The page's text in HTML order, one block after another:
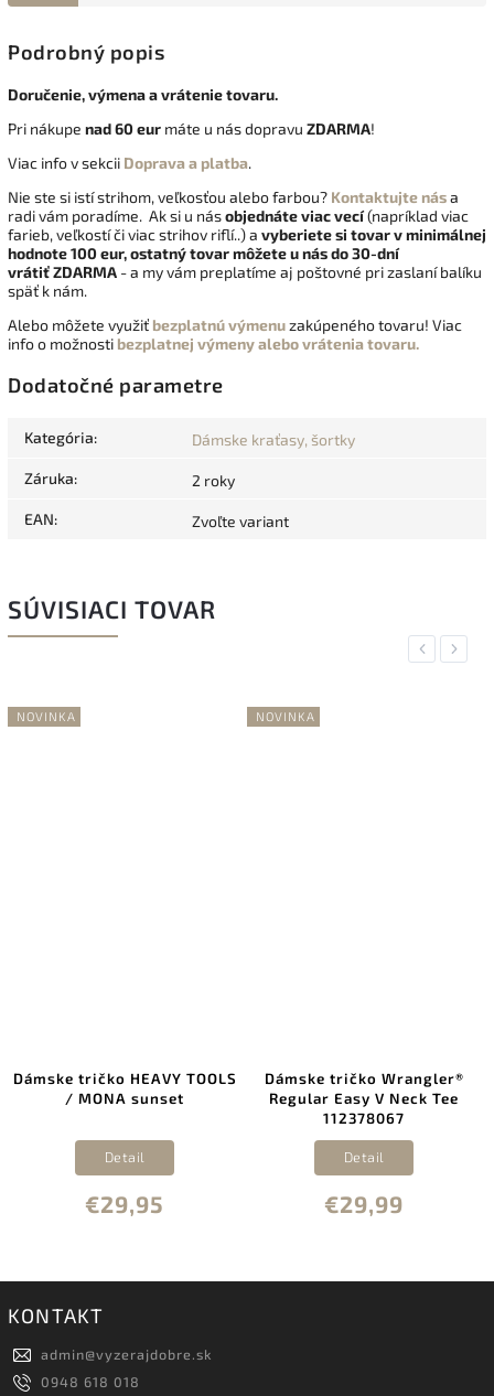
Podrobný popis
Doručenie, výmena a vrátenie tovaru.
Pri nákupe nad 60 eur máte u nás dopravu ZDARMA!
Viac info v sekcii Doprava a platba.
Nie ste si istí strihom, veľkosťou alebo farbou? Kontaktujte nása
radi vám poradíme. Ak si u násobjednáte viac vecí(napríklad viac
farieb, veľkostí či viac strihov riflí..) a vyberiete si tovar v minimálnej
hodnote 100 eur, ostatný tovar môžete u nás do 30-dní
vrátiťZDARMA - a my vám preplatíme aj poštovné pri zaslaní balíku
späť k nám.
Alebo môžete využiť bezplatnú výmenuzakúpeného tovaru! Viac
info o možnosti bezplatnej výmeny alebo vrátenia tovaru.
Dodatočné parametre
Kategória: Dámske kraťasy, šortky
Záruka: 2 roky
EAN: Zvoľte variant
SÚVISIACI TOVAR
Previous
NOVINKA
Dámske tričko HEAVY TOOLS
/ MONA sunset
€29,95
Detail
NOVINKA
Dámske tričko Wrangler®
Regular Easy V Neck Tee
112378067
€29,99
Detail
Next
KONTAKT
admin@vyzerajdobre.sk
0948 618 018